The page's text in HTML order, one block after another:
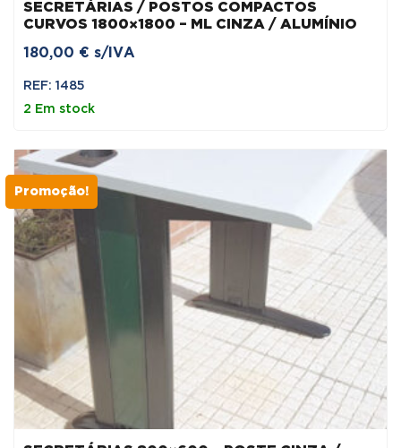
SECRETÁRIAS / POSTOS COMPACTOS
CURVOS 1800×1800 – ML CINZA / ALUMÍNIO
180,00 € s/IVA
REF: 1485
2 Em stock
Promoção!